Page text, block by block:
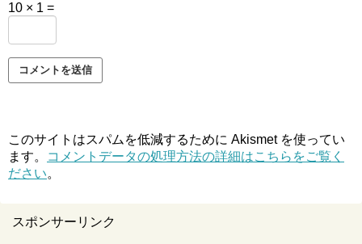
10 × 1 =
このサイトはスパムを低減するために Akismet を使ってい
ます。
コメントデータの処理方法の詳細はこちらをご覧く
ださい。
スポンサーリンク